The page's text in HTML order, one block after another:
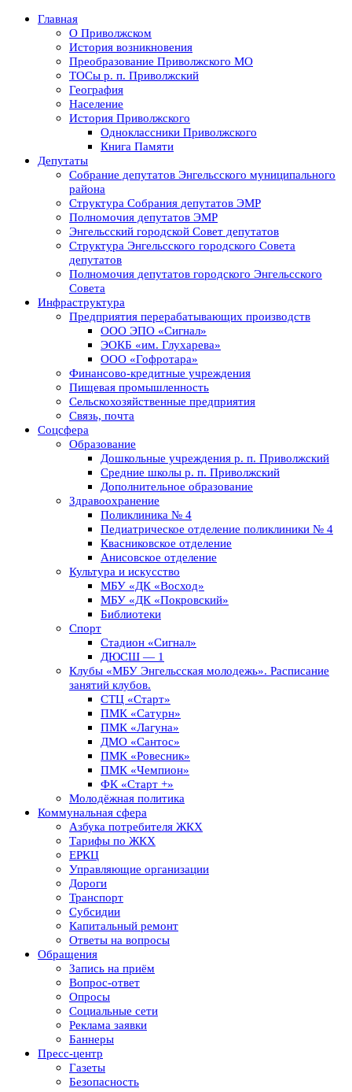
Главная
О Приволжском
История возникновения
Преобразование Приволжского МО
ТОСы р. п. Приволжский
География
Население
История Приволжского
Одноклассники Приволжского
Книга Памяти
Депутаты
Собрание депутатов Энгельсского муниципального
района
Структура Собрания депутатов ЭМР
Полномочия депутатов ЭМР
Энгельсский городской Совет депутатов
Структура Энгельсского городского Совета
депутатов
Полномочия депутатов городского Энгельсского
Совета
Инфраструктура
Предприятия перерабатывающих производств
ООО ЭПО «Сигнал»
ЭОКБ «им. Глухарева»
ООО «Гофротара»
Финансово-кредитные учреждения
Пищевая промышленность
Сельскохозяйственные предприятия
Связь, почта
Соцсфера
Образование
Дошкольные учреждения р. п. Приволжский
Средние школы р. п. Приволжский
Дополнительное образование
Здравоохранение
Поликлиника № 4
Педиатрическое отделение поликлиники № 4
Квасниковское отделение
Анисовское отделение
Культура и искусство
МБУ «ДК «Восход»
МБУ «ДК «Покровский»
Библиотеки
Спорт
Стадион «Сигнал»
ДЮСШ — 1
Клубы «МБУ Энгельсская молодежь». Расписание
занятий клубов.
СТЦ «Старт»
ПМК «Сатурн»
ПМК «Лагуна»
ДМО «Сантос»
ПМК «Ровесник»
ПМК «Чемпион»
ФК «Старт +»
Молодёжная политика
Коммунальная сфера
Азбука потребителя ЖКХ
Тарифы по ЖКХ
ЕРКЦ
Управляющие организации
Дороги
Транспорт
Субсидии
Капитальный ремонт
Ответы на вопросы
Обращения
Запись на приём
Вопрос-ответ
Опросы
Социальные сети
Реклама заявки
Баннеры
Пресс-центр
Газеты
Безопасность